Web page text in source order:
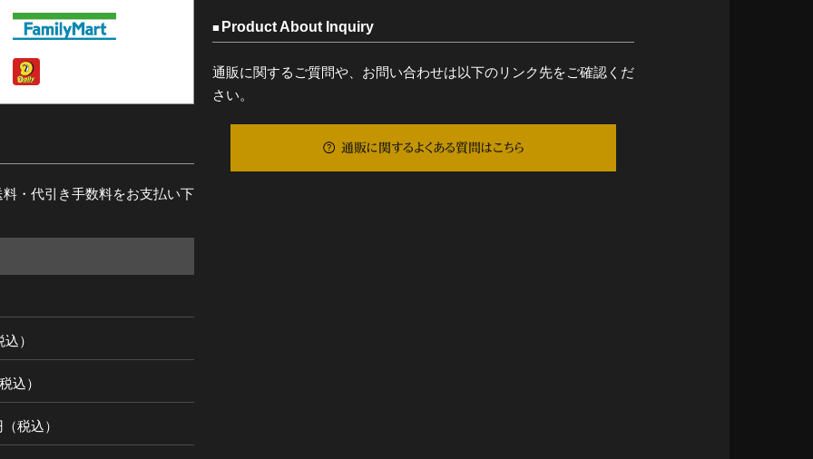
・代引き手数料をお支払い下
）
込）
税込）
Product About Inquiry
通販に関するご質問や、お問い合わせは以下のリンク先をご確認くだ
さい。
通販に関するよくある質問はこちら